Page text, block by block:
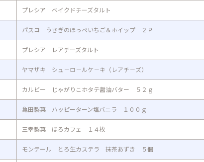
プレシア ベイクドチーズタルト
パスコ うさぎのほっぺいちご＆ホイップ ２Ｐ
プレシア レアチーズタルト
ヤマザキ シュ－ロ－ルケ－キ（レアチ－ズ）
カルビー じゃがりこホタテ醤油バター ５２ｇ
亀田製菓 ハッピーターン塩バニラ １００ｇ
三幸製菓 ほろカフェ １４枚
モンテール とろ生カステラ 抹茶あずき ５個